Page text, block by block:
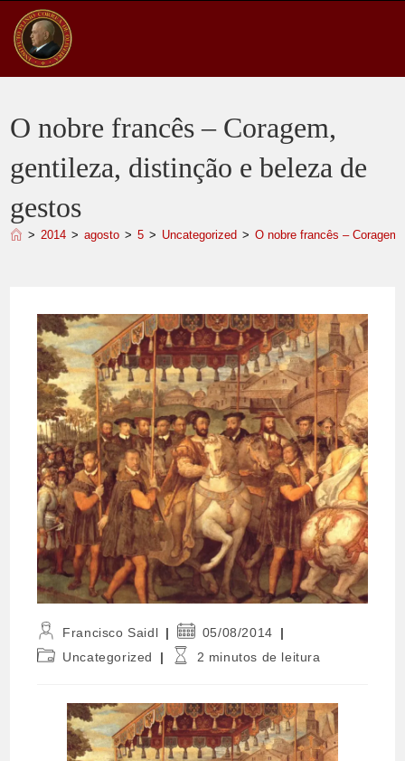
para
conteúdo
O nobre francês – Coragem,
gentileza, distinção e beleza de
gestos
> 2014 > agosto > 5 > Uncategorized > O nobre francês –
Autor
do
post:
Francisco Saidl
Post
publicado:
05/08/2014
Categoria
Uncategorized
Tempo2 minutos de leitura